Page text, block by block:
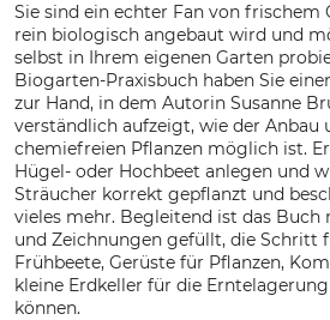
Sie sind ein echter Fan von frischem
rein biologisch angebaut wird und
selbst in Ihrem eigenen Garten
Biogarten-Praxisbuch haben Sie
zur Hand, in dem Autorin Susanne
verständlich aufzeigt, wie der Anbau
chemiefreien Pflanzen möglich ist.
Hügel- oder Hochbeet anlegen und
Sträucher korrekt gepflanzt und
vieles mehr. Begleitend ist das Buch
und Zeichnungen gefüllt, die Schritt
Frühbeete, Gerüste für Pflanzen,
kleine Erdkeller für die
können.